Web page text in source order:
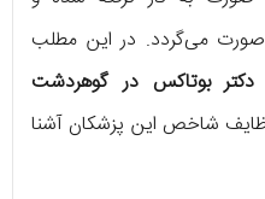
می‌گردد. در این مطلب
دکتر بوتاکس در گوهردشت
وظایف شاخص این پزشکان آشنا